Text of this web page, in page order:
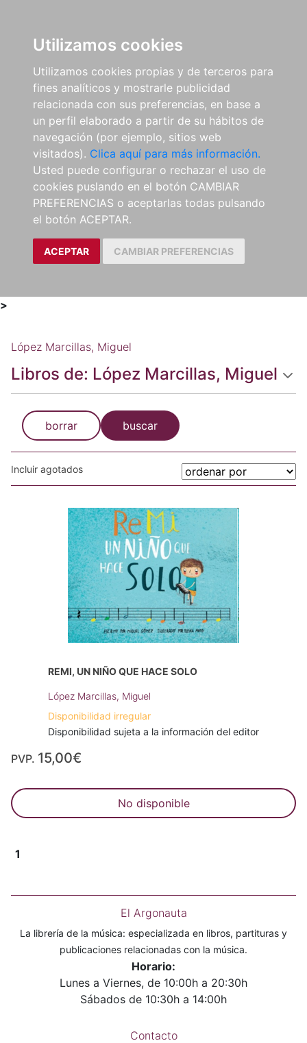
Utilizamos cookies
Utilizamos cookies propias y de terceros para
fines analíticos y mostrarle publicidad
relacionada con sus preferencias, en base a
un perfil elaborado a partir de su hábitos de
navegación (por ejemplo, sitios web
visitados). Clica aquí para más información.
Usted puede configurar o rechazar el uso de
cookies puslando en el botón CAMBIAR
PREFERENCIAS o aceptarlas todas pulsando
el botón ACEPTAR.
ACEPTAR CAMBIAR PREFERENCIAS
>
López Marcillas, Miguel
Libros de: López Marcillas, Miguel
borrar buscar
Incluir agotados
REMI, UN NIÑO QUE HACE SOLO
López Marcillas, Miguel
Disponibilidad irregular
Disponibilidad sujeta a la información del editor
PVP. 15,00€
No disponible
1
El Argonauta
La librería de la música: especializada en libros, partituras y
publicaciones relacionadas con la música.
Horario:
Lunes a Viernes, de 10:00h a 20:30h
Sábados de 10:30h a 14:00h
Contacto